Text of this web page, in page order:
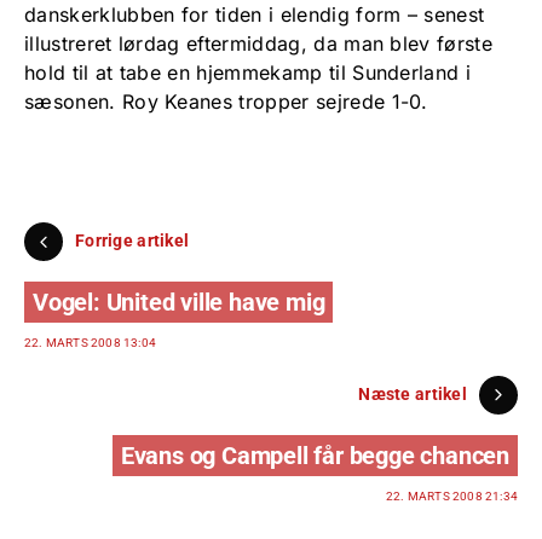
danskerklubben for tiden i elendig form – senest
illustreret lørdag eftermiddag, da man blev første
hold til at tabe en hjemmekamp til Sunderland i
sæsonen. Roy Keanes tropper sejrede 1-0.
Forrige artikel
Vogel: United ville have mig
22. MARTS 2008 13:04
Næste artikel
Evans og Campell får begge chancen
22. MARTS 2008 21:34